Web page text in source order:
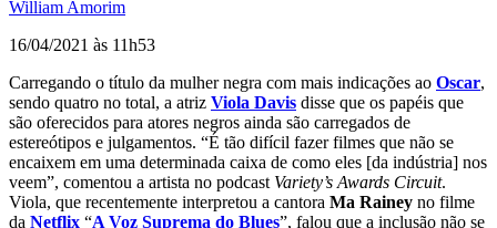
William Amorim
16/04/2021 às 11h53
Carregando o título da mulher negra com mais indicações ao Oscar,
sendo quatro no total, a atriz Viola Davis disse que os papéis que
são oferecidos para atores negros ainda são carregados de
estereótipos e julgamentos. “É tão difícil fazer filmes que não se
encaixem em uma determinada caixa de como eles [da indústria] nos
veem”, comentou a artista no podcast Variety’s Awards Circuit.
Viola, que recentemente interpretou a cantora Ma Rainey no filme
da Netflix “A Voz Suprema do Blues”, falou que a inclusão não se